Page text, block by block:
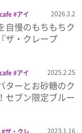
アイ
スイーツ
森永製菓
2026.3.2
自慢のもちもちク
ザ・クレープ
アイ
ザ・クレー
スイー
森永製菓
2025.2.25
ターとお砂糖のク
セブン限定ブルー
2023.1.16